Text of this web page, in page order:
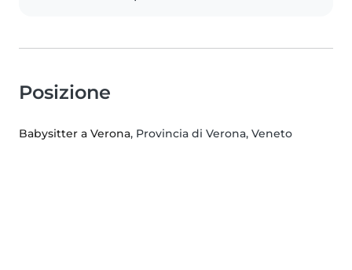
Posizione
Babysitter a Verona, Provincia di Verona, Veneto